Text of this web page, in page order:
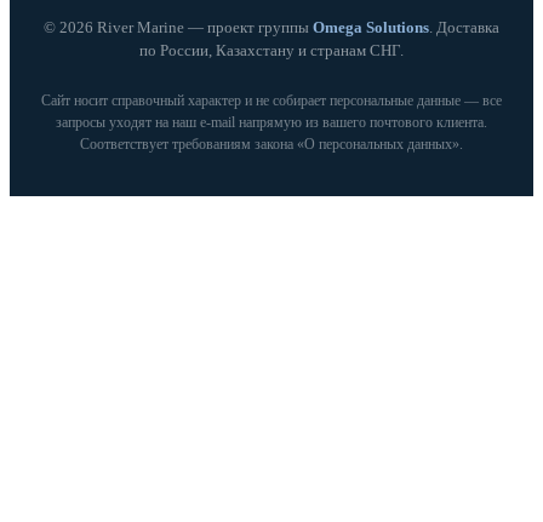
© 2026 River Marine — проект группы Omega Solutions. Доставка
по России, Казахстану и странам СНГ.
Сайт носит справочный характер и не собирает персональные данные — все
запросы уходят на наш e‑mail напрямую из вашего почтового клиента.
Соответствует требованиям закона «О персональных данных».